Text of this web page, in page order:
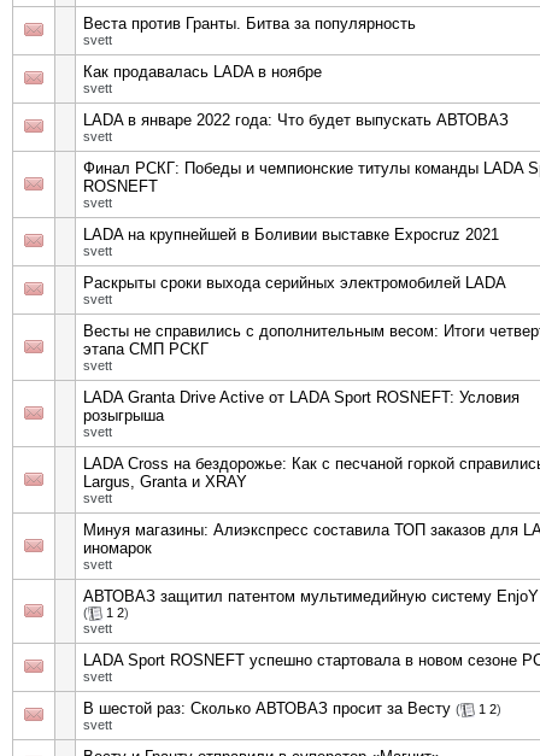
Веста против Гранты. Битва за популярность
svett
Как продавалась LADA в ноябре
svett
LADA в январе 2022 года: Что будет выпускать АВТОВАЗ
svett
Финал РСКГ: Победы и чемпионские титулы команды LADA
ROSNEFT
svett
LADA на крупнейшей в Боливии выставке Expocruz 2021
svett
Раскрыты сроки выхода серийных электромобилей LADA
svett
Весты не справились с дополнительным весом: Итоги
этапа СМП РСКГ
svett
LADA Granta Drive Active от LADA Sport ROSNEFT: Условия
розыгрыша
svett
LADA Cross на бездорожье: Как с песчаной горкой
Largus, Granta и XRAY
svett
Минуя магазины: Алиэкспресс составила ТОП заказов для
иномарок
svett
АВТОВАЗ защитил патентом мультимедийную систему
( 1 2)
svett
LADA Sport ROSNEFT успешно стартовала в новом сезоне
svett
В шестой раз: Сколько АВТОВАЗ просит за Весту ( 1 2)
svett